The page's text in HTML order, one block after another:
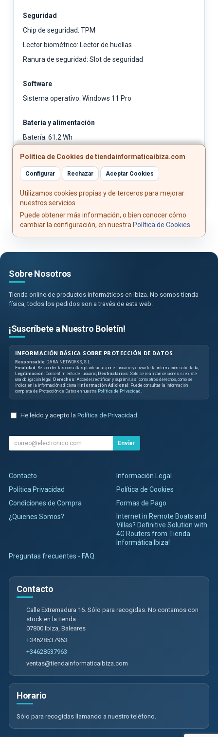
Seguridad
Chip de seguridad: TPM
Lector biométrico: Lector de huellas
Ranura de seguridad: Slot de seguridad
Software
Sistema operativo: Windows 11 Pro
Batería y alimentación
Batería: 61.2 Wh
Cable incluido: Cable USB-C de 1.8 m
Política de Cookies de tiendainformaticaibiza.com
Configurar Rechazar Aceptar Cookies
Utilizamos cookies propias y de terceros para mejorar
nuestros servicios.
Puede obtener más información, o bien conocer cómo
cambiar la configuración, en nuestra Política de Cookies
Sobre Nosotros
Tienda online de productos informáticos en Ibiza. No somos tienda
física, todos los pedidos son a través de esta web.
¡Suscríbete a Nuestro Boletín!
INFORMACIÓN BÁSICA SOBRE PROTECCIÓN DE DATOS
Responsable: DARA NETWORKS, S.L.
Finalidad : Responder las consultas planteadas por el usuario y enviarle la información solicitada;
Legitimación: Consentimiento del usuario; Destinatarios: Solo se realizan cesiones si existe
una obligación legal; Derechos: Acceder, rectificar y suprimir, así como otros derechos, como se
indica en la información adicional; Información Adicional : Puede consultar la información
completa de Protección de Datos en nuestra Política de Privacidad
He leído y acepto la Política de Privacidad
Enviar
Contacto
Información Legal
Política Privacidad
Política de Cookies
Condiciones de Compra
Formas de Pago
¿Quienes Somos?
Internet in Remote Boats and
Villas? Definitive Solution with
4G Routers from Tienda
Informática Ibiza!
Preguntas frecuentes - FAQ.
Contacto
Calle Extremadura 16. Sólo para recogidas. No contamos con
stock en la tienda.
07800 Ibiza Baleares
+34628537963
+34628537963
ventas@tiendainformaticaibiza.com
Horario
Sólo para recogidas llamando a nuestro teléfono.